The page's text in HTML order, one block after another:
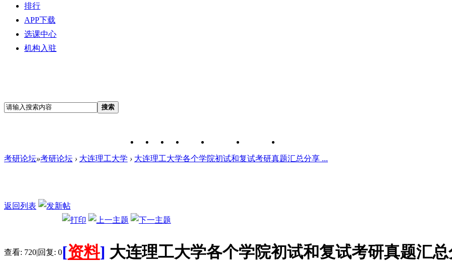
排行
APP下载
选课中心
机构入驻
搜索
考研论坛»考研论坛 › 大连理工大学 › 大连理工大学各个学院初试和复试考研真题汇总分享 ...
返回列表
查看: 720|回复: 0[资料] 大连理工大学各个学院初试和复试考研真题汇